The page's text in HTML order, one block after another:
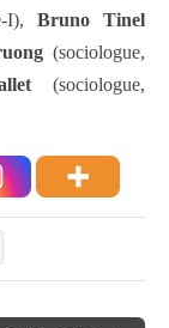
I), Bruno Tinel
(sociologue,
(sociologue,